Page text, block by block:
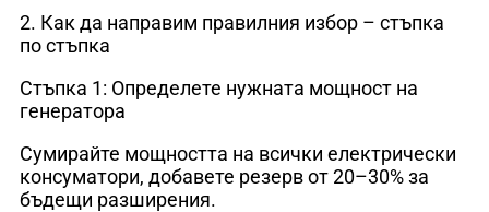
2. Как да направим правилния избор – стъпка
по стъпка
Стъпка 1: Определете нужната мощност на
генератора
Сумирайте мощността на всички електрически
консуматори, добавете резерв от 20–30% за
бъдещи разширения.